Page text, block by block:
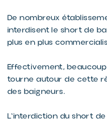
De nombreux
interdisent le short de
plus en plus
Effectivement,
tourne autour de cette
des baigneurs.
L'interdiction du short